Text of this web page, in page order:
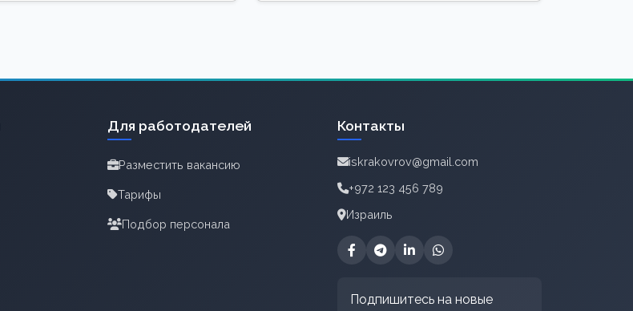
Для работодателей
Разместить вакансию
Тарифы
Подбор персонала
Контакты
iskrakovrov@gmail.com
+972 123 456 789
Израиль
Подпишитесь на новые